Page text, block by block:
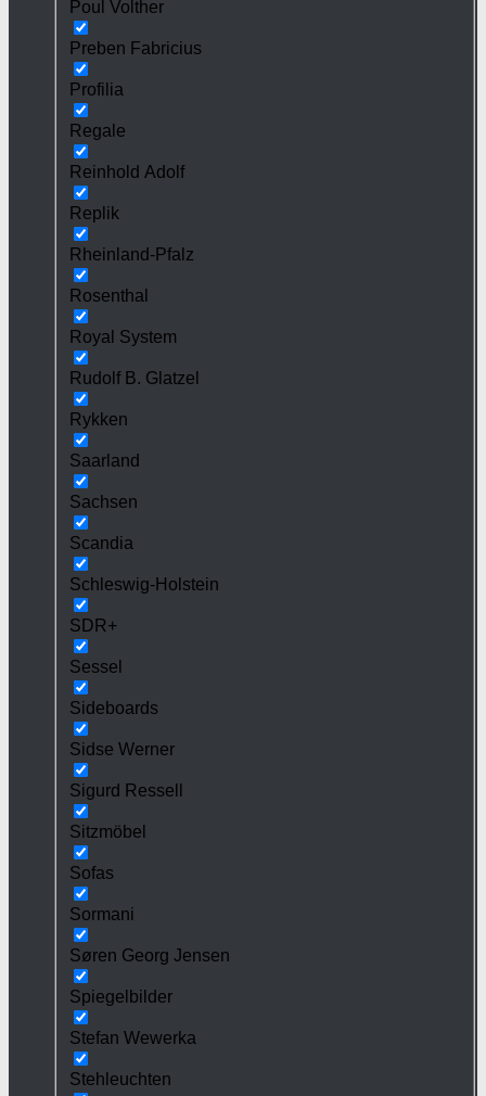
Poul Volther
Preben Fabricius
Profilia
Regale
Reinhold Adolf
Replik
Rheinland-Pfalz
Rosenthal
Royal System
Rudolf B. Glatzel
Rykken
Saarland
Sachsen
Scandia
Schleswig-Holstein
SDR+
Sessel
Sideboards
Sidse Werner
Sigurd Ressell
Sitzmöbel
Sofas
Sormani
Søren Georg Jensen
Spiegelbilder
Stefan Wewerka
Stehleuchten